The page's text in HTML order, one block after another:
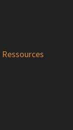
Ressources